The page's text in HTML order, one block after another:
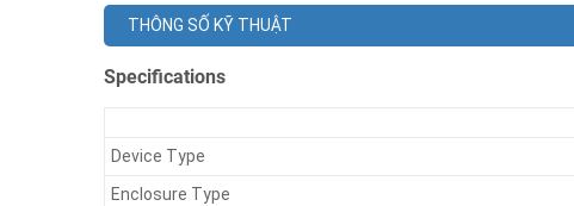
THÔNG SỐ KỸ THUẬT
Specifications
Device Type
Enclosure Type